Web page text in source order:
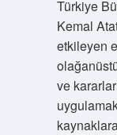
Türkiye
Kemal
etkileyen
ve